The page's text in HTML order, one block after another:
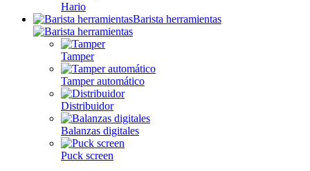
Hario
Barista herramientas
Tamper
Tamper automático
Distribuidor
Balanzas digitales
Puck screen